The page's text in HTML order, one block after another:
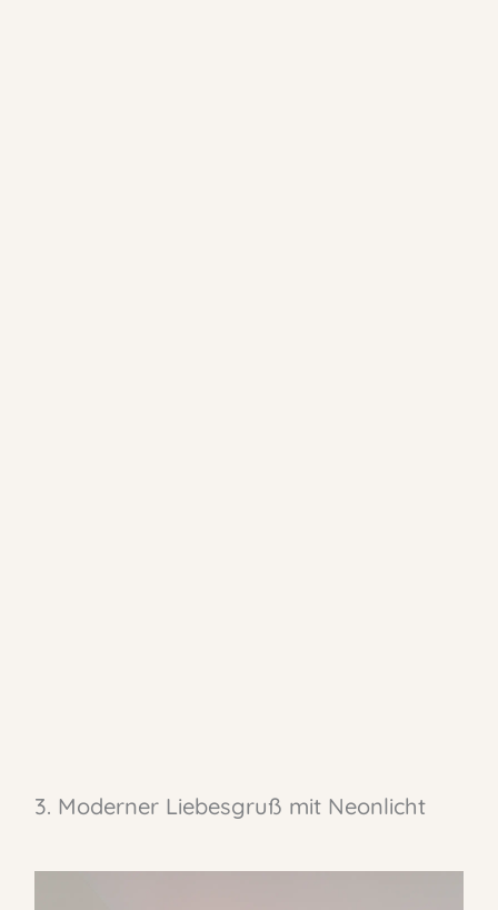
3. Moderner Liebesgruß mit Neonlicht